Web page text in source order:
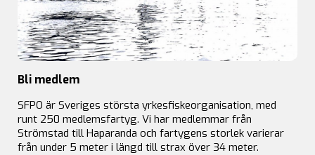
Bli medlem
SFPO är Sveriges största yrkesfiskeorganisation, med
runt 250 medlemsfartyg. Vi har medlemmar från
Strömstad till Haparanda och fartygens storlek varierar
från under 5 meter i längd till strax över 34 meter.